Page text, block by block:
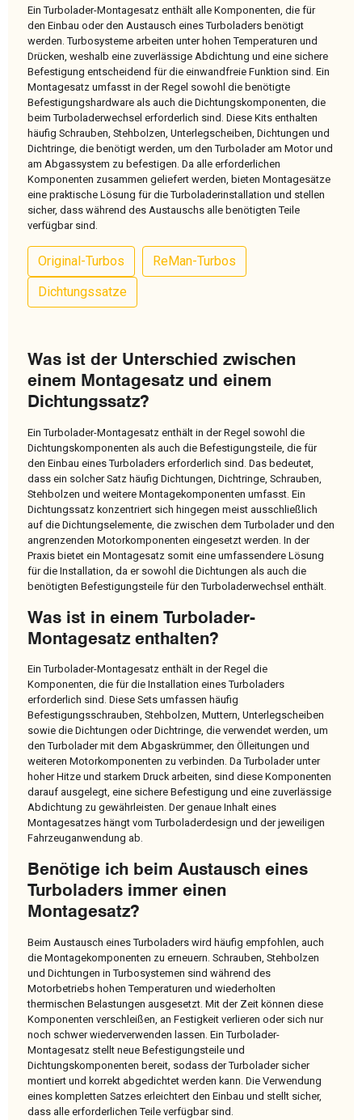
Ein Turbolader-Montagesatz enthält alle Komponenten, die für
den Einbau oder den Austausch eines Turboladers benötigt
werden. Turbosysteme arbeiten unter hohen Temperaturen und
Drücken, weshalb eine zuverlässige Abdichtung und eine sichere
Befestigung entscheidend für die einwandfreie Funktion sind. Ein
Montagesatz umfasst in der Regel sowohl die benötigte
Befestigungshardware als auch die Dichtungskomponenten, die
beim Turboladerwechsel erforderlich sind. Diese Kits enthalten
häufig Schrauben, Stehbolzen, Unterlegscheiben, Dichtungen und
Dichtringe, die benötigt werden, um den Turbolader am Motor und
am Abgassystem zu befestigen. Da alle erforderlichen
Komponenten zusammen geliefert werden, bieten Montagesätze
eine praktische Lösung für die Turboladerinstallation und stellen
sicher, dass während des Austauschs alle benötigten Teile
verfügbar sind.
Original-Turbos
ReMan-Turbos
Dichtungssatze
Was ist der Unterschied zwischen
einem Montagesatz und einem
Dichtungssatz?
Ein Turbolader-Montagesatz enthält in der Regel sowohl die
Dichtungskomponenten als auch die Befestigungsteile, die für
den Einbau eines Turboladers erforderlich sind. Das bedeutet,
dass ein solcher Satz häufig Dichtungen, Dichtringe, Schrauben,
Stehbolzen und weitere Montagekomponenten umfasst. Ein
Dichtungssatz konzentriert sich hingegen meist ausschließlich
auf die Dichtungselemente, die zwischen dem Turbolader und den
angrenzenden Motorkomponenten eingesetzt werden. In der
Praxis bietet ein Montagesatz somit eine umfassendere Lösung
für die Installation, da er sowohl die Dichtungen als auch die
benötigten Befestigungsteile für den Turboladerwechsel enthält.
Was ist in einem Turbolader-
Montagesatz enthalten?
Ein Turbolader-Montagesatz enthält in der Regel die
Komponenten, die für die Installation eines Turboladers
erforderlich sind. Diese Sets umfassen häufig
Befestigungsschrauben, Stehbolzen, Muttern, Unterlegscheiben
sowie die Dichtungen oder Dichtringe, die verwendet werden, um
den Turbolader mit dem Abgaskrümmer, den Ölleitungen und
weiteren Motorkomponenten zu verbinden. Da Turbolader unter
hoher Hitze und starkem Druck arbeiten, sind diese Komponenten
darauf ausgelegt, eine sichere Befestigung und eine zuverlässige
Abdichtung zu gewährleisten. Der genaue Inhalt eines
Montagesatzes hängt vom Turboladerdesign und der jeweiligen
Fahrzeuganwendung ab.
Benötige ich beim Austausch eines
Turboladers immer einen
Montagesatz?
Beim Austausch eines Turboladers wird häufig empfohlen, auch
die Montagekomponenten zu erneuern. Schrauben, Stehbolzen
und Dichtungen in Turbosystemen sind während des
Motorbetriebs hohen Temperaturen und wiederholten
thermischen Belastungen ausgesetzt. Mit der Zeit können diese
Komponenten verschleißen, an Festigkeit verlieren oder sich nur
noch schwer wiederverwenden lassen. Ein Turbolader-
Montagesatz stellt neue Befestigungsteile und
Dichtungskomponenten bereit, sodass der Turbolader sicher
montiert und korrekt abgedichtet werden kann. Die Verwendung
eines kompletten Satzes erleichtert den Einbau und stellt sicher,
dass alle erforderlichen Teile verfügbar sind.